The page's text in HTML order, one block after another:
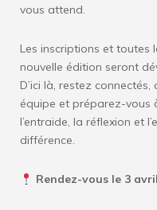
vous attend.
Les inscriptions et toutes
nouvelle édition seront
D’ici là, restez
équipe et préparez-vous
l’entraide, la réflexion et
différence.
Rendez-vous le 3